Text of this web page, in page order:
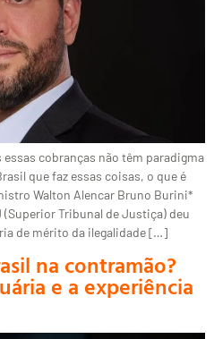
essas cobranças não têm paradigma
que faz essas coisas, o que é
Walton Alencar Bruno Burini*
Tribunal de Justiça) deu
de mérito da ilegalidade […]
na contramão?
e a experiência